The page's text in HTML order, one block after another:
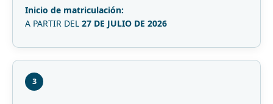
Inicio de matriculación:
A PARTIR DEL 27 DE JULIO DE 2026
3